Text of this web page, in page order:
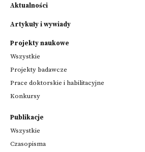
Aktualności
Artykuły i wywiady
Projekty naukowe
Wszystkie
Projekty badawcze
Prace doktorskie i habilitacyjne
Konkursy
Publikacje
Wszystkie
Czasopisma